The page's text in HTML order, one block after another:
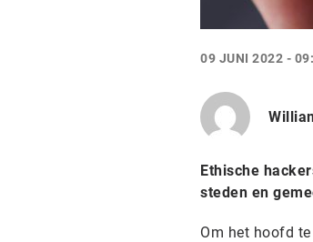
09 JUNI 2022 -
Ethische
steden en
Om het hoofd